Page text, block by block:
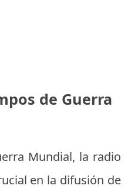
de Guerra
Mundial, la radio
en la difusión de